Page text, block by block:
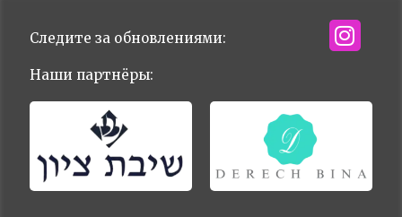
Следите за обновлениями:
Наши партнёры: